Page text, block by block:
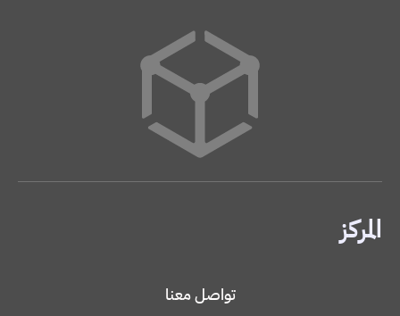
المركز
تواصل معنا